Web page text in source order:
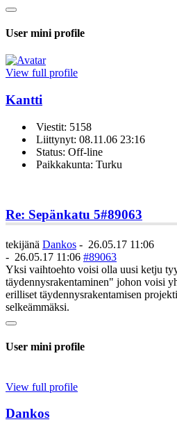
User mini profile
View full profile
Kantti
Viestit: 5158
Liittynyt: 08.11.06 23:16
Status: Off-line
Paikkakunta: Turku
Re: Sepänkatu 5#89063
tekijänä Dankos - 26.05.17 11:06
- 26.05.17 11:06 #89063
Yksi vaihtoehto voisi olla uusi ketju
täydennysrakentaminen" johon voisi
erilliset täydennysrakentamisen
selkeämmäksi.
User mini profile
View full profile
Dankos